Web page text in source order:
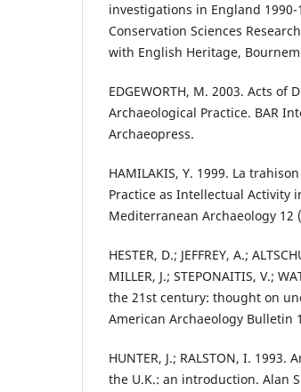
investigations in England
Conservation Sciences
with English Heritage,
EDGEWORTH, M. 2003. Acts
Archaeological Practice. BAR
Archaeopress.
HAMILAKIS, Y. 1999. La
Practice as Intellectual Activity
Mediterranean Archaeology 12
HESTER, D.; JEFFREY, A.;
MILLER, J.; STEPONAITIS, V.;
the 21st century: thought on
American Archaeology Bulletin
HUNTER, J.; RALSTON, I.
the U.K.: an introduction. Alan